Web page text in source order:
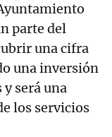
parte del
una cifra
una inversión
será una
los servicios